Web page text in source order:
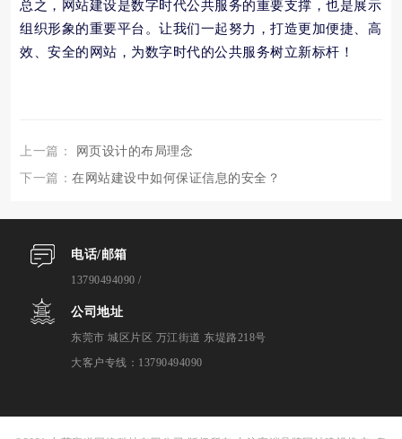
总之，网站建设是数字时代公共服务的重要支撑，也是展示
组织形象的重要平台。让我们一起努力，打造更加便捷、高
效、安全的网站，为数字时代的公共服务树立新标杆！
上一篇：
网页设计的布局理念
下一篇： 在网站建设中如何保证信息的安全？
电话/邮箱
13790494090 /
公司地址
东莞市 城区片区 万江街道 东堤路218号
大客户专线： 13790494090